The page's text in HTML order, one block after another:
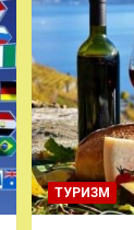
ТУРИЗМ